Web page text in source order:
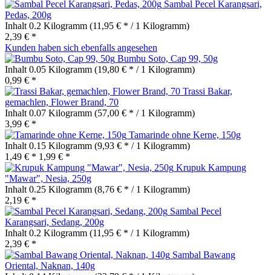
Sambal Pecel Karangsari,
Pedas, 200g
Inhalt 0.2 Kilogramm (11,95 € * / 1 Kilogramm)
2,39 € *
Kunden haben sich ebenfalls angesehen
Bumbu Soto, Cap 99, 50g
Inhalt 0.05 Kilogramm (19,80 € * / 1 Kilogramm)
0,99 € *
Trassi Bakar,
gemachlen, Flower Brand, 70
Inhalt 0.07 Kilogramm (57,00 € * / 1 Kilogramm)
3,99 € *
Tamarinde ohne Kerne, 150g
Inhalt 0.15 Kilogramm (9,93 € * / 1 Kilogramm)
1,49 € * 1,99 € *
Krupuk Kampung
"Mawar", Nesia, 250g
Inhalt 0.25 Kilogramm (8,76 € * / 1 Kilogramm)
2,19 € *
Sambal Pecel
Karangsari, Sedang, 200g
Inhalt 0.2 Kilogramm (11,95 € * / 1 Kilogramm)
2,39 € *
Sambal Bawang
Oriental, Naknan, 140g